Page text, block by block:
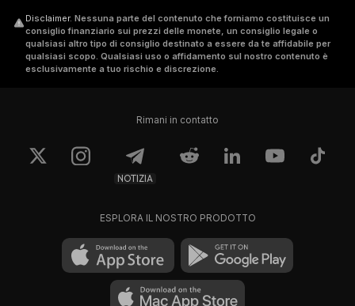
Disclaimer. Nessuna parte del contenuto che forniamo costituisce un
consiglio finanziario sui prezzi delle monete, un consiglio legale o
qualsiasi altro tipo di consiglio destinato a essere da te affidabile per
qualsiasi scopo. Qualsiasi uso o affidamento sul nostro contenuto è
esclusivamente a tuo rischio e discrezione.
Rimani in contatto
NOTIZIA
ESPLORA IL NOSTRO PRODOTTO